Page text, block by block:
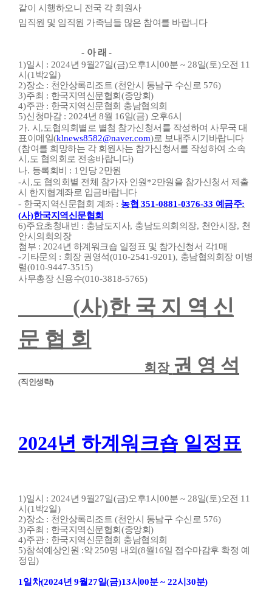
같이 시행하오니 전국 각 회원사
임직원 및 임직원 가족님들 많은 참여를 바랍니다
- 아 래 -
1)일시 : 2024년 9월27일(금)오후1시 00분 ~ 28일(토)오전 11
시 (1 박2일)
2)장소 : 천안상록리조트 (천안시 동남구 수신로 576)
3)주최 : 한국지역신문협회 (중앙회)
4)주관 : 한국지역신문협회 충남협의회
5)신청마감 : 2024년 8월 16일(금) 오후6시
가. 시 ,도협의회별로 별첨 참가신청서를 작성하여 사무국 대
표이메일(klnews8582@naver.com)로 보내주시기바랍니다
(참여를 희망하는 각 회원사는 참가신청서를 작성하여 소속
시 ,도 협의회로 전송바랍니다)
나. 등록회비 : 1 인당 2만원
-시 ,도 협의회별 전체 참가자 인원 *2만원을 참가신청서 제출
시 한지협계좌로 입금바랍니다
- 한국지역신문협회 계좌 : 농협 351-0881-0376-33 예금주:
(사)한국지역신문협회
6)주요초청내빈 : 충남도지사, 충남도의회의장, 천안시장, 천
안시의회의장
첨부 : 2024년 하계워크숍 일정표 및 참가신청서 각1 매
-기 타문의 : 회장 권영석(010-2541-9201), 충남협의회장 이병
렬(010-9447-3515)
사무총장 신용수(010-3818-5765)
(사)한 국 지 역 신
문 협 회
회장 권 영 석
(직인생략)
2024년 하계워크숍 일정표
1)일시 : 2024년 9월27일(금)오후1시 00분 ~ 28일(토)오전 11
시 (1 박2일)
2)장소 : 천안상록리조트 (천안시 동남구 수신로 576)
3)주최 : 한국지역신문협회 (중앙회)
4)주관 : 한국지역신문협회 충남협의회
5)참석예상인원 :약 250명 내외 (8월16일 접수마감후 확정 예
정임)
1 일차(2024년 9월27일(금)13시 00분~ 22시 30분)